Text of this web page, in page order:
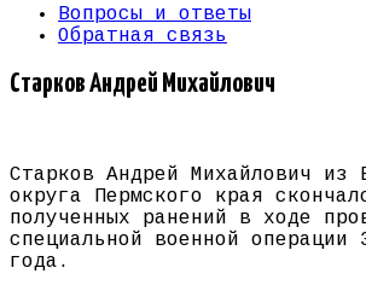
Вопросы и ответы
Обратная связь
Старков Андрей Михайлович
Старков Андрей Михайлович из
округа Пермского края
полученных ранений в ходе
специальной военной операции
года.